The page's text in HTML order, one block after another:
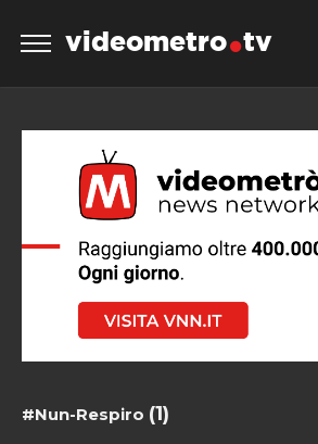
videometro tv
#Nun-Respiro (1)